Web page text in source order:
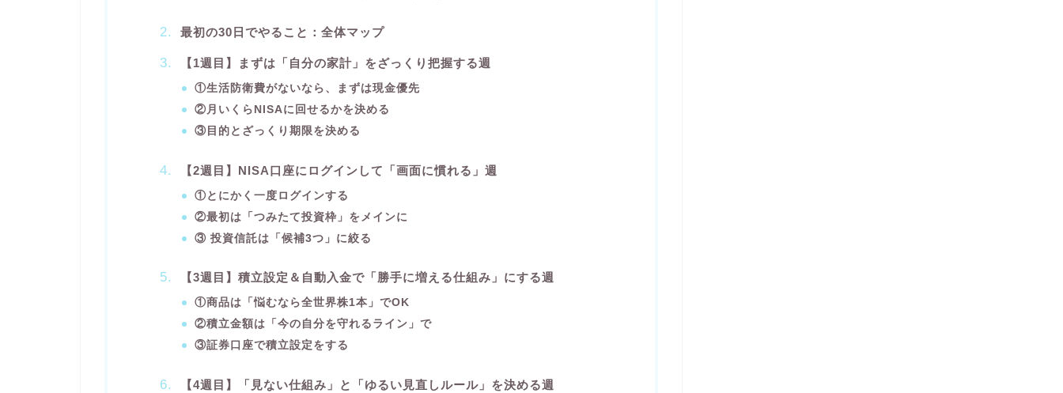
最初の30日でやること：全体マップ
【1週目】まずは「自分の家計」をざっくり把握する週
①生活防衛費がないなら、まずは現金優先
②月いくらNISAに回せるかを決める
③目的とざっくり期限を決める
【2週目】NISA口座にログインして「画面に慣れる」週
①とにかく一度ログインする
②最初は「つみたて投資枠」をメインに
③ 投資信託は「候補3つ」に絞る
【3週目】積立設定＆自動入金で「勝手に増える仕組み」にする週
①商品は「悩むなら全世界株1本」でOK
②積立金額は「今の自分を守れるライン」で
③証券口座で積立設定をする
【4週目】「見ない仕組み」と「ゆるい見直しルール」を決める週